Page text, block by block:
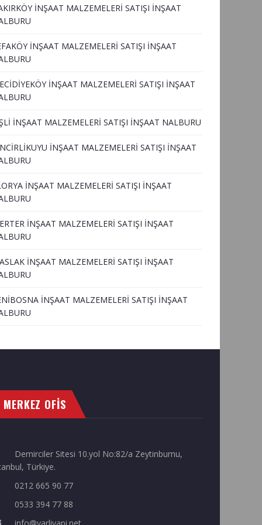
İNŞAAT MALZEMELERİ SATIŞI İNŞAAT
İNŞAAT MALZEMELERİ SATIŞI İNŞAAT
İNŞAAT MALZEMELERİ SATIŞI İNŞAAT
İNŞAAT MALZEMELERİ SATIŞI İNŞAAT NALBURU
İNŞAAT MALZEMELERİ SATIŞI İNŞAAT
İNŞAAT MALZEMELERİ SATIŞI İNŞAAT
İNŞAAT MALZEMELERİ SATIŞI İNŞAAT
İNŞAAT MALZEMELERİ SATIŞI İNŞAAT
İNŞAAT MALZEMELERİ SATIŞI İNŞAAT
MERKEZ OFİS
Demirciler Sitesi 10.yol No:82/a Zeytinburnu,
Türkiye.
0212 665 90 77
0533 394 77 88